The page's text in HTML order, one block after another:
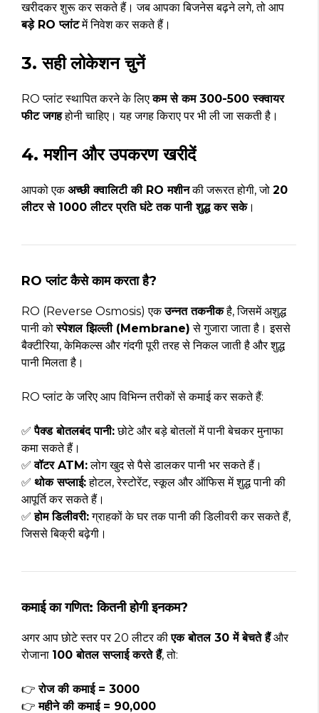
खरीदकर शुरू कर सकते हैं। जब आपका बिजनेस बढ़ने लगे, तो आप
बड़े RO प्लांटमें निवेश कर सकते हैं।
3. सही लोकेशन चुनें
RO प्लांट स्थापित करने के लिएकम से कम 300-500 स्क्वायर
फीट जगहहोनी चाहिए। यह जगह किराए पर भी ली जा सकती है।
4. मशीन और उपकरण खरीदें
आपको एकअच्छी क्वालिटी की RO मशीनकी जरूरत होगी, जो 20
लीटर से 1000 लीटर प्रति घंटे तक पानी शुद्ध कर सके।
RO प्लांट कैसे काम करता है?
RO (Reverse Osmosis) एकउन्नत तकनीकहै, जिसमें अशुद्ध
पानी कोस्पेशल झिल्ली (Membrane) से गुजारा जाता है। इससे
बैक्टीरिया, केमिकल्स और गंदगी पूरी तरह से निकल जाती है और शुद्ध
पानी मिलता है।
RO प्लांट के जरिए आप विभिन्न तरीकों से कमाई कर सकते हैं:
✅पैक्ड बोतलबंद पानी:छोटे और बड़े बोतलों में पानी बेचकर मुनाफा
कमा सकते हैं।
✅वॉटर ATM:लोग खुद से पैसे डालकर पानी भर सकते हैं।
✅ थोक सप्लाई:होटल, रेस्टोरेंट, स्कूल और ऑफिस में शुद्ध पानी की
आपूर्ति कर सकते हैं।
✅होम डिलीवरी:ग्राहकों के घर तक पानी की डिलीवरी कर सकते हैं,
जिससे बिक्री बढ़ेगी।
कमाई का गणित: कितनी होगी इनकम?
अगर आप छोटे स्तर पर 20 लीटर कीएक बोतल ₹30 में बेचते हैंऔर
रोजाना 100 बोतल सप्लाई करते हैं, तो:
👉रोज की कमाई = ₹3000
👉महीने की कमाई = ₹90,000